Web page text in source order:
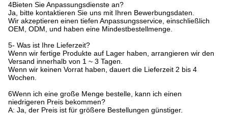
4Bieten Sie Anpassungsdienste an?
Ja, bitte kontaktieren Sie uns mit Ihren Bewerbungsdaten.
Wir akzeptieren einen tiefen Anpassungsservice, einschließlich
OEM, ODM, und haben eine Mindestbestellmenge.
5- Was ist Ihre Lieferzeit?
Wenn wir fertige Produkte auf Lager haben, arrangieren wir den
Versand innerhalb von 1 ~ 3 Tagen.
Wenn wir keinen Vorrat haben, dauert die Lieferzeit 2 bis 4
Wochen.
6Wenn ich eine große Menge bestelle, kann ich einen
niedrigeren Preis bekommen?
A: Ja, der Preis ist für größere Bestellungen günstiger.